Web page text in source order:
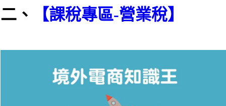
二、
【課稅專區-營業稅】